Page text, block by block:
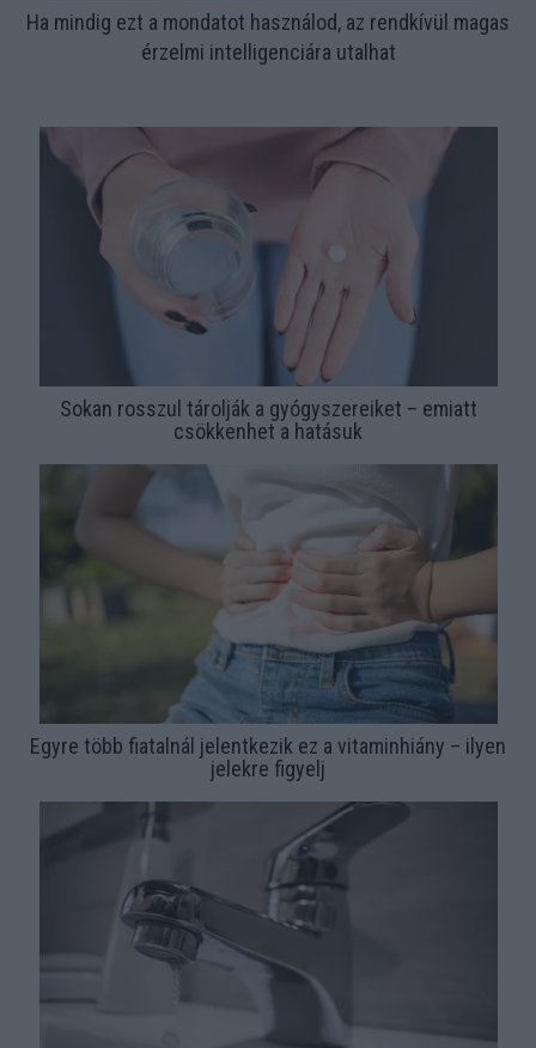
Ha mindig ezt a mondatot használod, az rendkívül magas
érzelmi intelligenciára utalhat
Sokan rosszul tárolják a gyógyszereiket – emiatt
csökkenhet a hatásuk
Egyre több fiatalnál jelentkezik ez a vitaminhiány – ilyen
jelekre figyelj